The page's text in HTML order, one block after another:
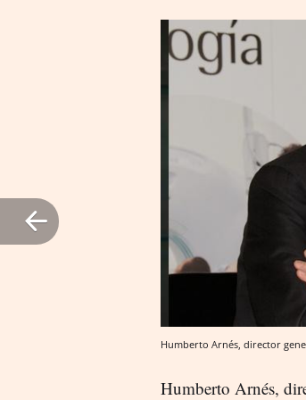
Humberto Arnés, director
Humberto Arnés,